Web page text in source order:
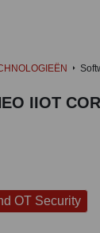
IIOT
OT Security